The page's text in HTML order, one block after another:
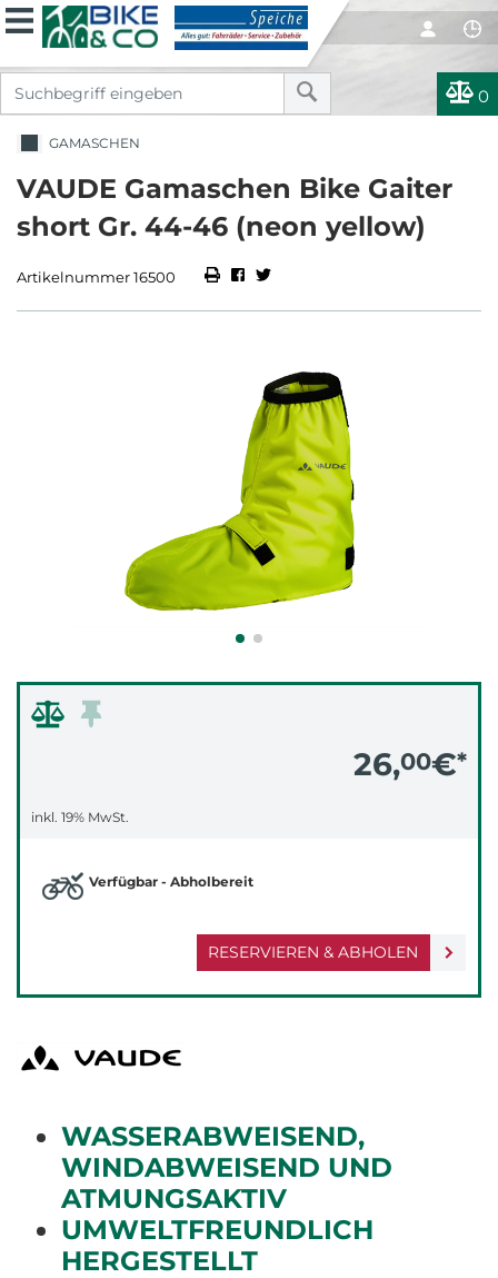
0
GAMASCHEN
VAUDE Gamaschen Bike Gaiter
short Gr. 44-46 (neon yellow)
Artikelnummer 16500
26,00€*
inkl. 19% MwSt.
RESERVIEREN & ABHOLEN
Verfügbar - Abholbereit
WASSERABWEISEND,
WINDABWEISEND UND
ATMUNGSAKTIV
UMWELTFREUNDLICH
HERGESTELLT